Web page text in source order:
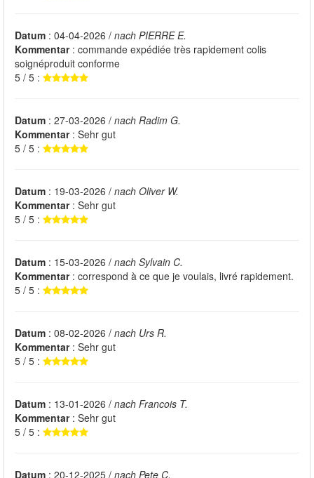
Datum : 04-04-2026 / nach PIERRE E.
Kommentar: commande expédiée très rapidement colis
soignéproduit conforme
5 / 5 :
Datum : 27-03-2026 / nach Radim G.
Kommentar: Sehr gut
5 / 5 :
Datum : 19-03-2026 / nach Oliver W.
Kommentar: Sehr gut
5 / 5 :
Datum : 15-03-2026 / nach Sylvain C.
Kommentar: correspond à ce que je voulais, livré rapidement.
5 / 5 :
Datum : 08-02-2026 / nach Urs R.
Kommentar: Sehr gut
5 / 5 :
Datum : 13-01-2026 / nach Francois T.
Kommentar: Sehr gut
5 / 5 :
Datum : 20-12-2025 / nach Pete C.